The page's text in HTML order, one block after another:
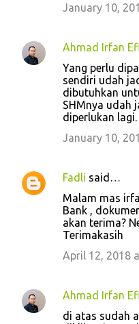
January 10,
Ahmad Irfan
Yang perlu
sendiri udah
dibutuhkan
SHMnya udah
diperlukan lagi.
January 10,
Fadli said…
Malam mas
Bank ,
akan terima?
Terimakasih
April 12, 2018
Ahmad Irfan
di atas sudah